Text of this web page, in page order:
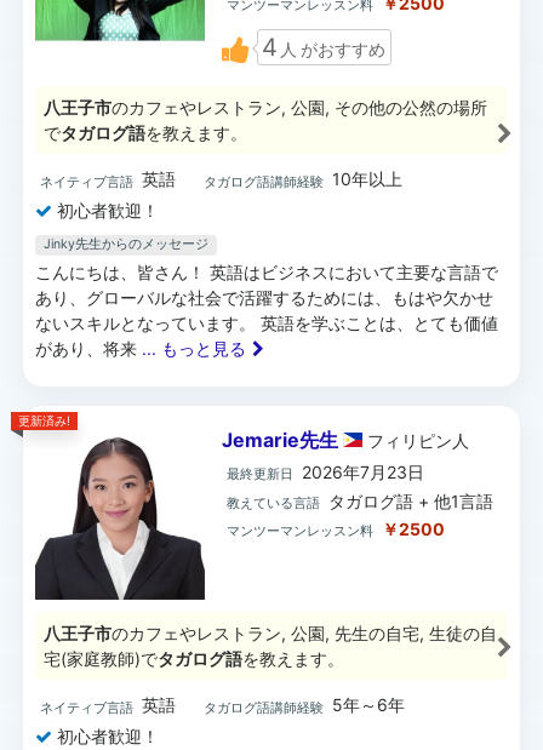
マンツーマンレッスン料
4 人 がおすすめ
八王子市のカフェやレストラン, 公園, その他の公然の場所
でタガログ語を教えます。
ネイティブ言語 英語 タガログ語講師経験 10年以上
初心者歓迎！
Jinky先生からのメッセージ
こんにちは、皆さん！ 英語はビジネスにおいて主要な言語で
あり、グローバルな社会で活躍するためには、もはや欠かせ
ないスキルとなっています。 英語を学ぶことは、とても価値
があり、将来 ... もっと見る
更新済み!
Jemarie先生 フィリピン 人
最終更新日 2026年7月23日
教えている言語 タガログ語 + 他1言語
マンツーマンレッスン料 ￥2500
八王子市のカフェやレストラン, 公園, 先生の自宅, 生徒の自
宅(家庭教師)でタガログ語を教えます。
ネイティブ言語 英語 タガログ語講師経験
5年～6年
初心者歓迎！